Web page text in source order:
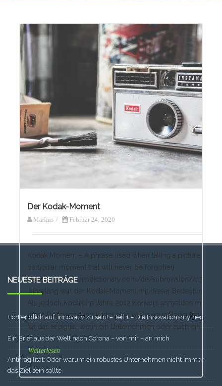
Der Kodak-Moment
Markus / Februar 24, 2020
Kodak Moment – A phrase used when taking a picture of
particular moment that will never be forgotten.
https://www.collinsdictionary.com/de/submission/4135/
Jahrelang war der Kodak-Moment mit dieser Bedeutung
Als jedoch Kodak im Jahre 2012 Konkurs anmelden musste,
diese Redewendung leider eine völlig neue Bedeutung.
für das Ereignis, wenn ein Unternehmen oder auch ein
Weiterlesen
NEUESTE BEITRÄGE
Hört endlich auf, innovativ zu sein! – Teil 1 – Die Innovationsmythen
Ein Brief aus der Welt nach Corona – von mir – an mich
Antifragilität: Oder warum ein robustes Unternehmen nicht immer
das Ziel sein sollte